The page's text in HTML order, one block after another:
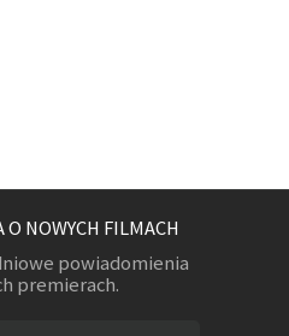
NOWYCH FILMACH
powiadomienia
premierach.